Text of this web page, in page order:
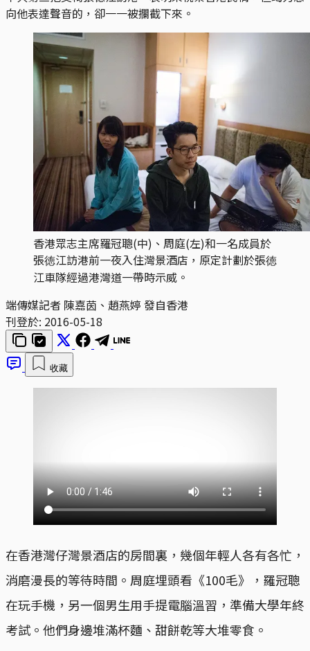
向他表達聲音的，卻一一被攔截下來。
香港眾志主席羅冠聰(中)、周庭(左)和一名成員於
張徳江訪港前一夜入住灣景酒店，原定計劃於張徳
江車隊經過港灣道一帶時示威。
端傳媒記者 陳嘉茵、趙燕婷 發自香港
刊登於: 2016-05-18
收藏
在香港灣仔灣景酒店的房間裏，幾個年輕人各有各忙，
消磨漫長的等待時間。周庭埋頭看《100毛》，羅冠聰
在玩手機，另一個男生用手提電腦溫習，準備大學年終
考試。他們身邊堆滿杯麵、甜餅乾等大堆零食。